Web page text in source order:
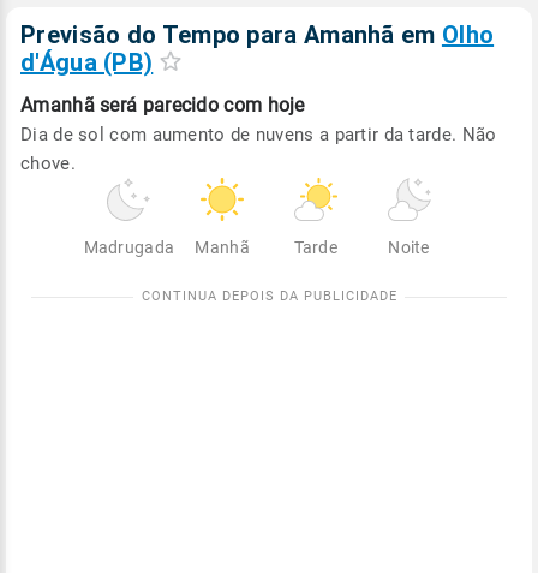
Previsão do Tempo para Amanhã em Olho
d'Água (PB)
Amanhã será parecido com hoje
Dia de sol com aumento de nuvens a partir da tarde. Não
chove.
Madrugada Manhã Tarde Noite